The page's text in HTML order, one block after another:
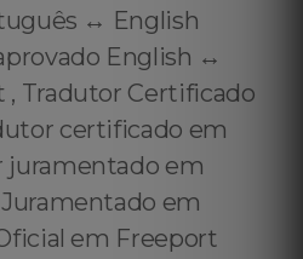
↔️ English
English ↔️
Tradutor Certificado
certificado em
juramentado em
em
em Freeport